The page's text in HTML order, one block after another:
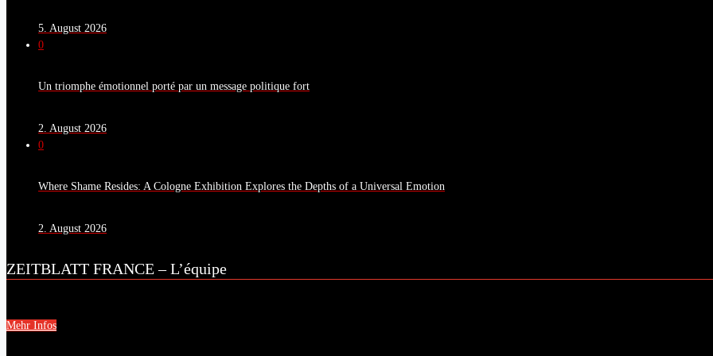
5. August 2026
0
Un triomphe émotionnel porté par un message politique fort
2. August 2026
0
Where Shame Resides: A Cologne Exhibition Explores the Depths of a Universal Emotion
2. August 2026
ZEITBLATT FRANCE – L’équipe
Mehr Infos